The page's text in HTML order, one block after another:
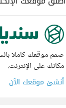
صمم موقعك كاملا
مكانك على الإنترنت.
أنشئ موقعك الآن